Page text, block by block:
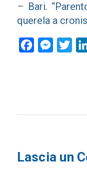
– Bari.
querela a
Facebook
Lascia un